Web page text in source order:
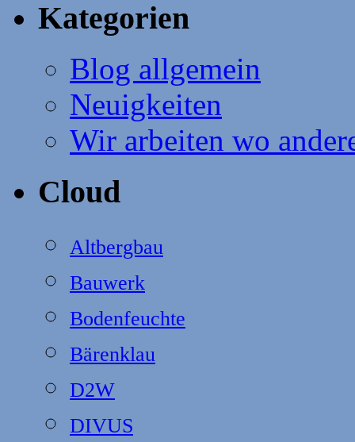
Kategorien
Blog allgemein
Neuigkeiten
Wir arbeiten wo
Cloud
Altbergbau
Bauwerk
Bodenfeuchte
Bärenklau
D2W
DIVUS